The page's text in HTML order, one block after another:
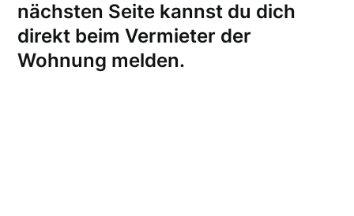
nächsten Seite kannst du dich
direkt beim Vermieter der
Wohnung melden.